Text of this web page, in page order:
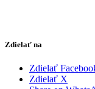
Zdielať na
Zdielať
Zdielať X